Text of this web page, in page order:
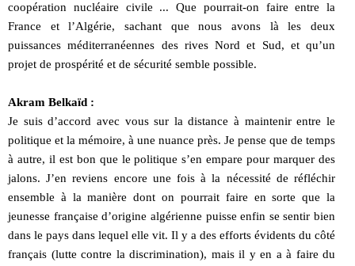
coopération nucléaire civile ... Que pourrait-on faire entre la
France et l’Algérie, sachant que nous avons là les deux
puissances méditerranéennes des rives Nord et Sud, et qu’un
projet de prospérité et de sécurité semble possible.
Akram Belkaïd :
Je suis d’accord avec vous sur la distance à maintenir entre le
politique et la mémoire, à une nuance près. Je pense que de temps
à autre, il est bon que le politique s’en empare pour marquer des
jalons. J’en reviens encore une fois à la nécessité de réfléchir
ensemble à la manière dont on pourrait faire en sorte que la
jeunesse française d’origine algérienne puisse enfin se sentir bien
dans le pays dans lequel elle vit. Il y a des efforts évidents du côté
français (lutte contre la discrimination), mais il y en a à faire du